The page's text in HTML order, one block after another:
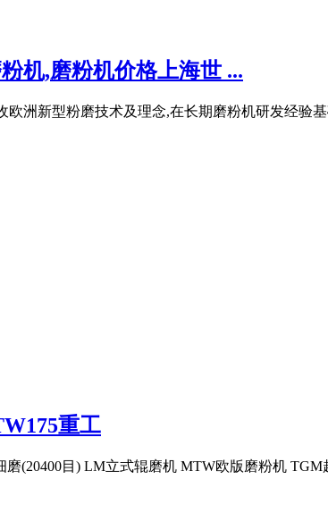
机,磨粉机价格上海世 ...
洲新型粉磨技术及理念,在长期磨粉机研发经验
重工
(20400目) LM立式辊磨机 MTW欧版磨粉机